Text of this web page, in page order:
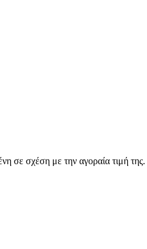
σε σχέση με την αγοραία τιμή της.